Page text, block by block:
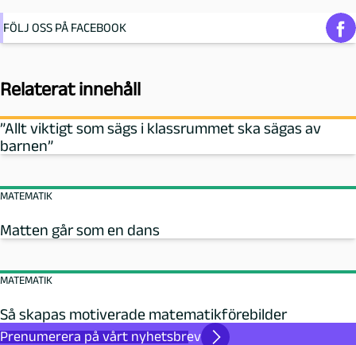
FÖLJ OSS PÅ FACEBOOK
Relaterat innehåll
”Allt viktigt som sägs i klassrummet ska sägas av
barnen”
MATEMATIK
Matten går som en dans
MATEMATIK
Så skapas motiverade matematikförebilder
Prenumerera på vårt nyhetsbrev